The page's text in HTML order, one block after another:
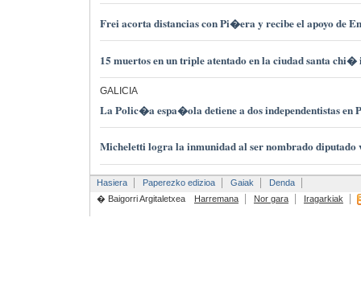
Frei acorta distancias con Pi�era y recibe el apoyo de
15 muertos en un triple atentado en la ciudad santa
GALICIA
La Polic�a espa�ola detiene a dos independentistas en
Micheletti logra la inmunidad al ser nombrado
Hasiera Paperezko edizioa Gaiak
Denda
� Baigorri Argitaletxea
Harremana Nor gara Iragarkiak